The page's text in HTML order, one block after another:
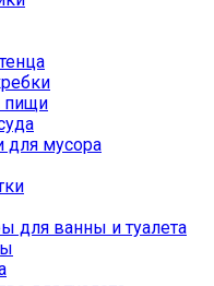
пищи
мусора
для ванны и туалета